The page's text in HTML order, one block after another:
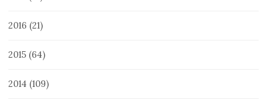
2016 (21)
2015 (64)
2014 (109)